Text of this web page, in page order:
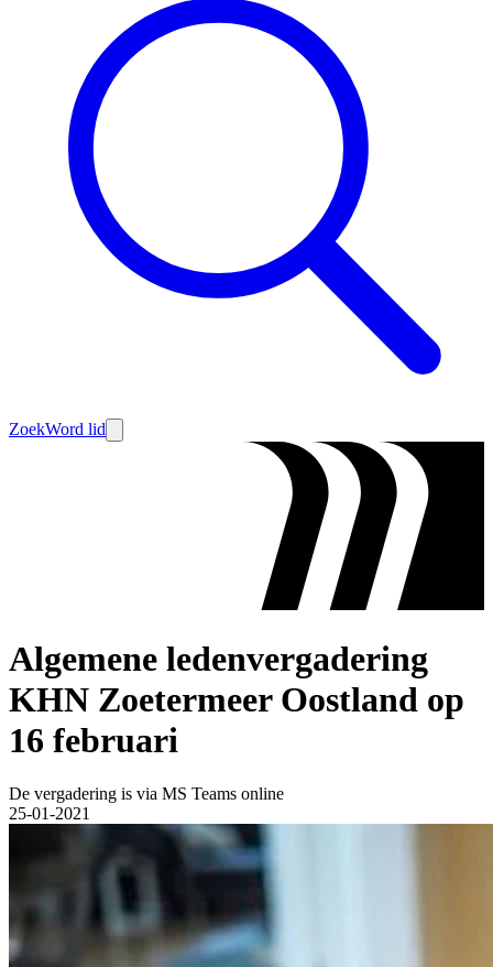
ZoekWord lid
Algemene ledenvergadering
KHN Zoetermeer Oostland op
16 februari
De vergadering is via MS Teams online
25-01-2021